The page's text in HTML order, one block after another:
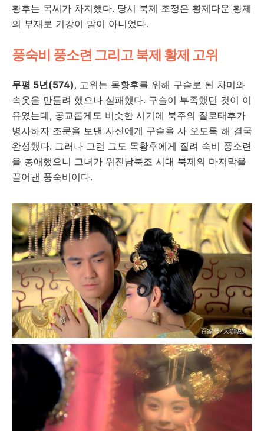
황후는 목씨가 차지했다. 당시 북제 조정은 황제다운 황제
의 부재로 기강이 말이 아니었다.
풍숙비 풍소련 그리고 북제 황제 고위
무평 5년(574), 고위는 목황후를 위해 구슬로 된 차미와
속옷을 만들려 했으나 실패했다. 구슬이 부족했던 것이 이
유였는데, 공교롭게도 비슷한 시기에 북주의 질로태후가
병사하자 조문을 보낸 사신에게 구슬을 사 오도록 해 결국
완성했다. 그러나 그런 그도 목황후에게 질려 숙비 풍소련
을 총애했으니 그녀가 위진남북조 시대 북제의 마지막을
끌어낸 풍숙비이다.